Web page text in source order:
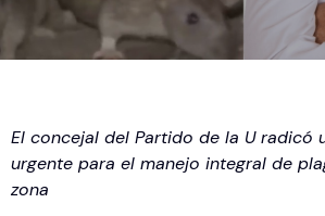
El concejal del Partido de la U radicó
urgente para el manejo integral de
zona